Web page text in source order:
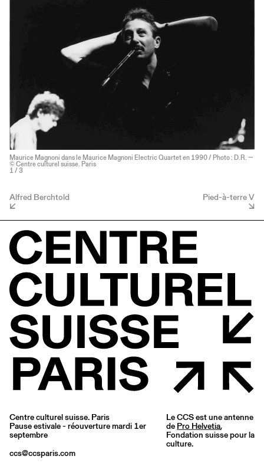
Maurice Magnoni dans le Maurice Magnoni Electric Quartet en 1990 / Photo : D.R. —
© Centre culturel suisse. Paris
1 / 3
Alfred Berchtold Pied-à-terre V
Centre culturel suisse. Paris
Pause estivale - réouverture mardi 1er
septembre
ccs@ccsparis.com
Le CCS est une antenne
de Pro Helvetia,
Fondation suisse pour la
culture.